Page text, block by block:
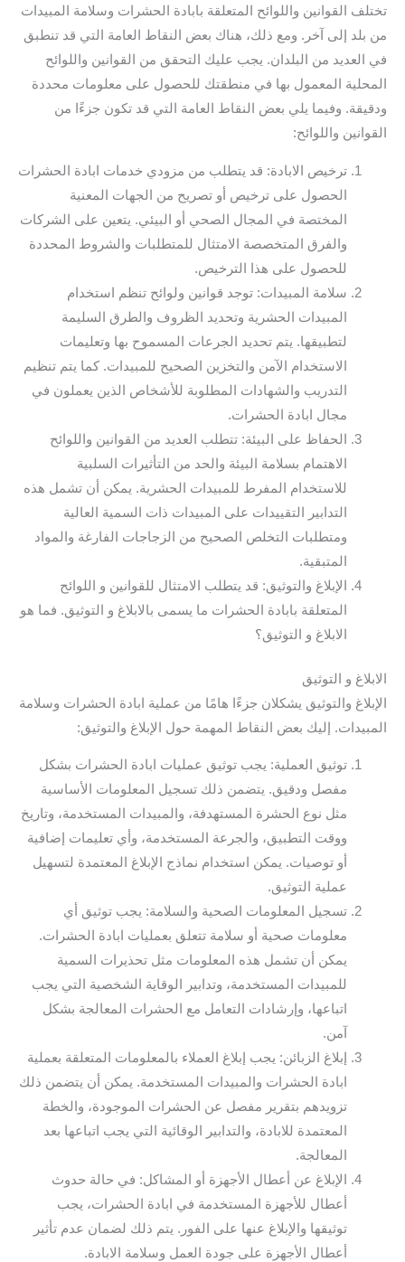
تختلف القوانين واللوائح المتعلقة بابادة الحشرات وسلامة المبيدات
من بلد إلى آخر. ومع ذلك، هناك بعض النقاط العامة التي قد تنطبق
في العديد من البلدان. يجب عليك التحقق من القوانين واللوائح
المحلية المعمول بها في منطقتك للحصول على معلومات محددة
ودقيقة. وفيما يلي بعض النقاط العامة التي قد تكون جزءًا من
القوانين واللوائح:
ترخيص الابادة: قد يتطلب من مزودي خدمات ابادة الحشرات
الحصول على ترخيص أو تصريح من الجهات المعنية
المختصة في المجال الصحي أو البيئي. يتعين على الشركات
والفرق المتخصصة الامتثال للمتطلبات والشروط المحددة
للحصول على هذا الترخيص.
سلامة المبيدات: توجد قوانين ولوائح تنظم استخدام
المبيدات الحشرية وتحديد الظروف والطرق السليمة
لتطبيقها. يتم تحديد الجرعات المسموح بها وتعليمات
الاستخدام الآمن والتخزين الصحيح للمبيدات. كما يتم تنظيم
التدريب والشهادات المطلوبة للأشخاص الذين يعملون في
مجال ابادة الحشرات.
الحفاظ على البيئة: تتطلب العديد من القوانين واللوائح
الاهتمام بسلامة البيئة والحد من التأثيرات السلبية
للاستخدام المفرط للمبيدات الحشرية. يمكن أن تشمل هذه
التدابير التقييدات على المبيدات ذات السمية العالية
ومتطلبات التخلص الصحيح من الزجاجات الفارغة والمواد
المتبقية.
الإبلاغ والتوثيق: قد يتطلب الامتثال للقوانين و اللوائح
المتعلقة بابادة الحشرات ما يسمى بالابلاغ و التوثيق. فما هو
الابلاغ و التوثيق؟
الابلاغ و التوثيق
الإبلاغ والتوثيق يشكلان جزءًا هامًا من عملية ابادة الحشرات وسلامة
المبيدات. إليك بعض النقاط المهمة حول الإبلاغ والتوثيق:
توثيق العملية: يجب توثيق عمليات ابادة الحشرات بشكل
مفصل ودقيق. يتضمن ذلك تسجيل المعلومات الأساسية
مثل نوع الحشرة المستهدفة، والمبيدات المستخدمة، وتاريخ
ووقت التطبيق، والجرعة المستخدمة، وأي تعليمات إضافية
أو توصيات. يمكن استخدام نماذج الإبلاغ المعتمدة لتسهيل
عملية التوثيق.
تسجيل المعلومات الصحية والسلامة: يجب توثيق أي
معلومات صحية أو سلامة تتعلق بعمليات ابادة الحشرات.
يمكن أن تشمل هذه المعلومات مثل تحذيرات السمية
للمبيدات المستخدمة، وتدابير الوقاية الشخصية التي يجب
اتباعها، وإرشادات التعامل مع الحشرات المعالجة بشكل
آمن.
إبلاغ الزبائن: يجب إبلاغ العملاء بالمعلومات المتعلقة بعملية
ابادة الحشرات والمبيدات المستخدمة. يمكن أن يتضمن ذلك
تزويدهم بتقرير مفصل عن الحشرات الموجودة، والخطة
المعتمدة للابادة، والتدابير الوقائية التي يجب اتباعها بعد
المعالجة.
الإبلاغ عن أعطال الأجهزة أو المشاكل: في حالة حدوث
أعطال للأجهزة المستخدمة في ابادة الحشرات، يجب
توثيقها والإبلاغ عنها على الفور. يتم ذلك لضمان عدم تأثير
أعطال الأجهزة على جودة العمل وسلامة الابادة.